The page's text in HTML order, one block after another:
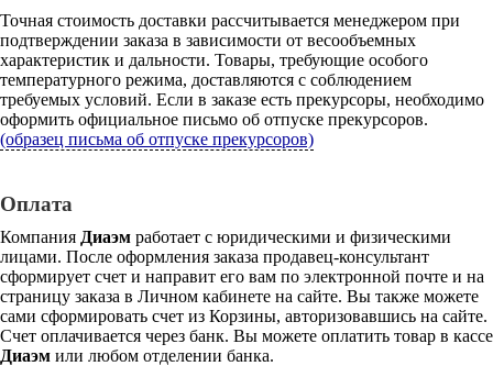
Точная стоимость доставки рассчитывается менеджером при
подтверждении заказа в зависимости от весообъемных
характеристик и дальности. Товары, требующие особого
температурного режима, доставляются с соблюдением
требуемых условий. Если в заказе есть прекурсоры, необходимо
оформить официальное письмо об отпуске прекурсоров.
(образец письма об отпуске прекурсоров)
Оплата
Компания Диаэм работает с юридическими и физическими
лицами. После оформления заказа продавец-консультант
сформирует счет и направит его вам по электронной почте и на
страницу заказа в Личном кабинете на сайте. Вы также можете
сами сформировать счет из Корзины, авторизовавшись на сайте.
Счет оплачивается через банк. Вы можете оплатить товар в кассе
Диаэм или любом отделении банка.